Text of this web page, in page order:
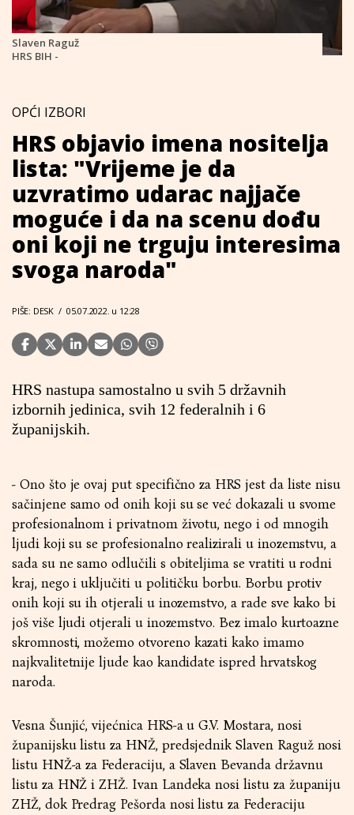
Slaven Raguž
HRS BIH -
OPĆI IZBORI
HRS objavio imena nositelja
lista: "Vrijeme je da
uzvratimo udarac najjače
moguće i da na scenu dođu
oni koji ne trguju interesima
svoga naroda"
PIŠE: DESK / 05.07.2022. u 12:28
HRS nastupa samostalno u svih 5 državnih
izbornih jedinica, svih 12 federalnih i 6
županijskih.
- Ono što je ovaj put specifično za HRS jest da liste nisu
sačinjene samo od onih koji su se već dokazali u svome
profesionalnom i privatnom životu, nego i od mnogih
ljudi koji su se profesionalno realizirali u inozemstvu, a
sada su ne samo odlučili s obiteljima se vratiti u rodni
kraj, nego i uključiti u političku borbu. Borbu protiv
onih koji su ih otjerali u inozemstvo, a rade sve kako bi
još više ljudi otjerali u inozemstvo. Bez imalo kurtoazne
skromnosti, možemo otvoreno kazati kako imamo
najkvalitetnije ljude kao kandidate ispred hrvatskog
naroda.
Vesna Šunjić, vijećnica HRS-a u G.V. Mostara, nosi
županijsku listu za HNŽ, predsjednik Slaven Raguž nosi
listu HNŽ-a za Federaciju, a Slaven Bevanda državnu
listu za HNŽ i ZHŽ. Ivan Landeka nosi listu za županiju
ZHŽ, dok Predrag Pešorda nosi listu za Federaciju